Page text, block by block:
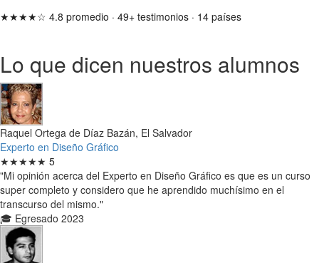
★★★★☆ 4.8 promedio · 49+ testimonios · 14 países
Lo que dicen nuestros alumnos
Raquel Ortega de Díaz Bazán, El Salvador
Experto en Diseño Gráfico
★★★★★ 5
"Mi opinión acerca del Experto en Diseño Gráfico es que es un curso
super completo y considero que he aprendido muchísimo en el
transcurso del mismo."
🎓 Egresado 2023